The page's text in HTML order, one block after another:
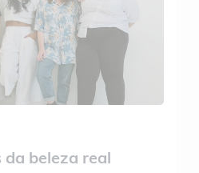
da beleza real